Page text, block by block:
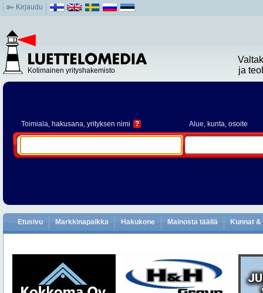
Kirjaudu
Kotimainen yrityshakemisto
ja
Toimiala, hakusana, yrityksen nimi ? Alue, kunta, osoite
Etusivu Markkinapaikka Hakukone Mainosta täällä Kunnat